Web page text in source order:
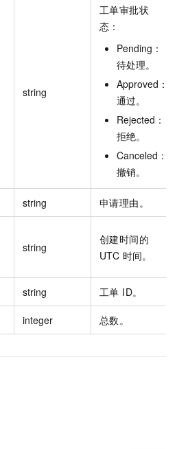
string
工单审批状
态：
Pending：
待处理。
Approved：
通过。
Rejected：
拒绝。
Canceled：
撤销。
string 申请理由。
string
创建时间的
UTC 时间。
string 工单 ID。
integer 总数。